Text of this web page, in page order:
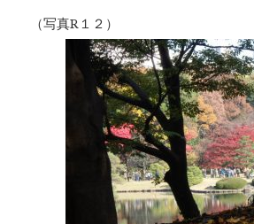
（写真R１２）